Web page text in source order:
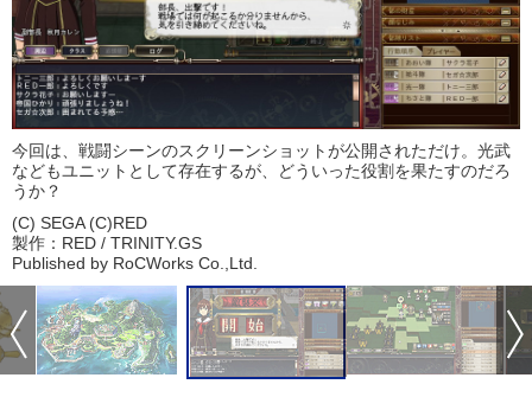
今回は、戦闘シーンのスクリーンショットが公開されただけ。光武
などもユニットとして存在するが、どういった役割を果たすのだろ
うか？
(C) SEGA (C)RED
製作：RED / TRINITY.GS
Published by RoCWorks Co.,Ltd.